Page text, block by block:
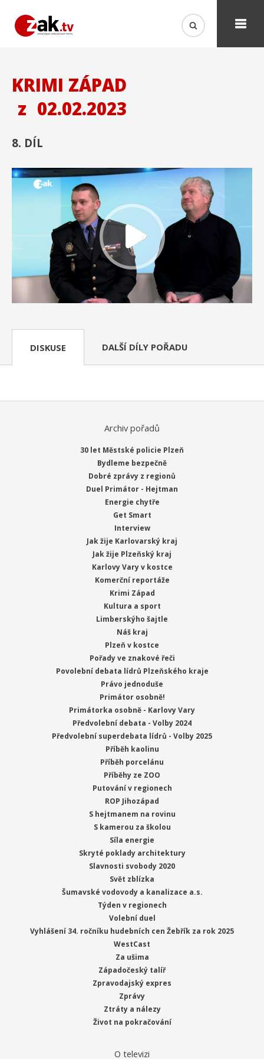
KRIMI ZÁPAD
z 02.02.2023
8. DÍL
DISKUSE DALŠÍ DÍLY POŘADU
Archiv pořadů
30 let Městské policie Plzeň
Bydleme bezpečně
Dobré zprávy z regionů
Duel Primátor - Hejtman
Energie chytře
Get Smart
Interview
Jak žije Karlovarský kraj
Jak žije Plzeňský kraj
Karlovy Vary v kostce
Komerční reportáže
Krimi Západ
Kultura a sport
Limberskýho šajtle
Náš kraj
Plzeň v kostce
Pořady ve znakové řeči
Povolební debata lídrů Plzeňského kraje
Právo jednoduše
Primátor osobně!
Primátorka osobně - Karlovy Vary
Předvolební debata - Volby 2024
Předvolební superdebata lídrů - Volby 2025
Příběh kaolinu
Příběh porcelánu
Příběhy ze ZOO
Putování v regionech
ROP Jihozápad
S hejtmanem na rovinu
S kamerou za školou
Síla energie
Skryté poklady architektury
Slavnosti svobody 2020
Svět zblízka
Šumavské vodovody a kanalizace a.s.
Týden v regionech
Volební duel
Vyhlášení 34. ročníku hudebních cen Žebřík za rok 2025
WestCast
Za ušima
Západočeský talíř
Zpravodajský expres
Zprávy
Ztráty a nálezy
Život na pokračování
O televizi